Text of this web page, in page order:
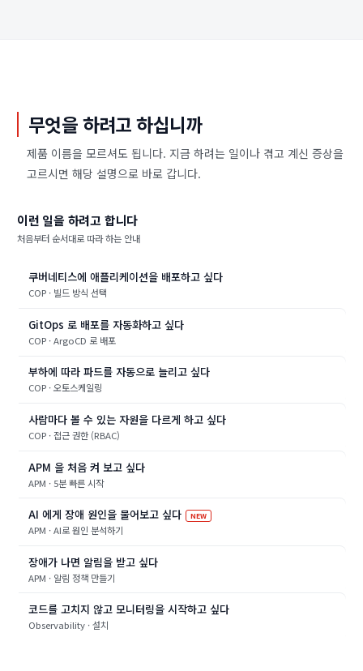
무엇을 하려고 하십니까
제품 이름을 모르셔도 됩니다. 지금 하려는 일이나 겪고 계신 증상을
고르시면 해당 설명으로 바로 갑니다.
이런 일을 하려고 합니다
처음부터 순서대로 따라 하는 안내
쿠버네티스에 애플리케이션을 배포하고 싶다
COP · 빌드 방식 선택
GitOps 로 배포를 자동화하고 싶다
COP · ArgoCD 로 배포
부하에 따라 파드를 자동으로 늘리고 싶다
COP · 오토스케일링
사람마다 볼 수 있는 자원을 다르게 하고 싶다
COP · 접근 권한 (RBAC)
APM 을 처음 켜 보고 싶다
APM · 5분 빠른 시작
AI 에게 장애 원인을 물어보고 싶다 NEW새 항목
APM · AI로 원인 분석하기
장애가 나면 알림을 받고 싶다
APM · 알림 정책 만들기
코드를 고치지 않고 모니터링을 시작하고 싶다
Observability · 설치